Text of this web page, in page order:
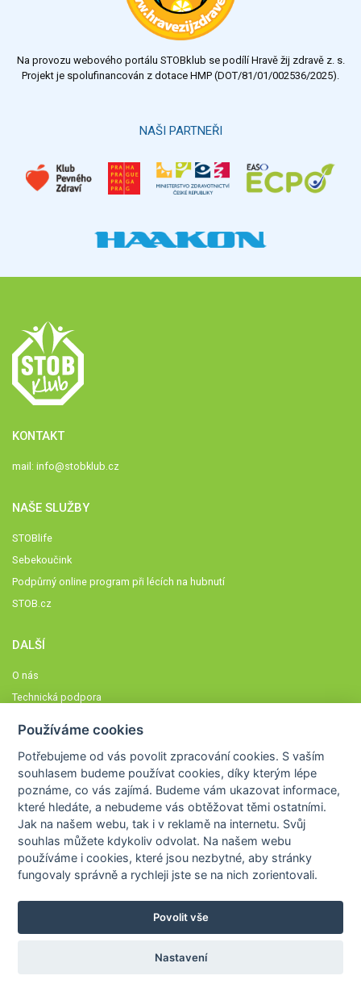
Výsledky Všechny ankety
Na provozu webového portálu STOBklub se podílí Hravě žij zdravě z. s.
Projekt je spolufinancován z dotace HMP (DOT/81/01/002536/2025).
NAŠI PARTNEŘI
KONTAKT
mail: info@stobklub.cz
NAŠE SLUŽBY
STOBlife
Sebekoučink
Podpůrný online program při lécích na hubnutí
STOB.cz
DALŠÍ
O nás
Technická podpora
Členové STOBklubu
Zásady nakládání s osobními údaji
Otestujte se
Spočítejte si
Výzva 52
WWW.HRAVEZIJZDRAVE.CZ
Používáme cookies
Potřebujeme od vás povolit zpracování cookies. S vaším
souhlasem budeme používat cookies, díky kterým lépe
poznáme,co vás zajímá. Budeme vám ukazovat informace,
které hledáte, a nebudeme vás obtěžovat těmi ostatními.
Jak na našem webu, tak i v reklamě na internetu. Svůj
souhlas můžete kdykoliv odvolat. Na našem webu
používáme i cookies, které jsou nezbytné, aby stránky
fungovaly správně a rychleji jste se na nich zorientovali.
Povolit vše
Nastavení